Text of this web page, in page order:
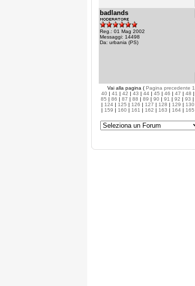
badlands
Reg.: 01 Mag 2002
Messaggi: 14498
Da: urbania (PS)
Vai alla pagina ( Pagina precedente 1
40 | 41 | 42 | 43 | 44 | 45 | 46 | 47 | 48 |
85 | 86 | 87 | 88 | 89 | 90 | 91 | 92 | 93 |
| 124 | 125 | 126 | 127 | 128 | 129 | 130
| 159 | 160 | 161 | 162 | 163 | 164 | 165